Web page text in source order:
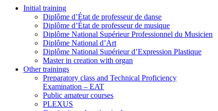
Initial training
Diplôme d’État de professeur de danse
Diplôme d’État de professeur de musique
Diplôme National Supérieur Professionnel du Musicien
Diplôme National d’Art
Diplôme National Supérieur d’Expression Plastique
Master in creation with organ
Other trainings
Preparatory class and Technical Proficiency
Examination – EAT
Public amateur courses
PLEXUS